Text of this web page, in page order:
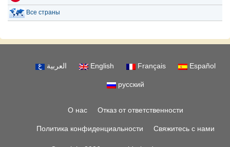
Все страны
العربية English Français Español
русский
О нас Отказ от ответственности
Политика конфиденциальности Свяжитесь с нами